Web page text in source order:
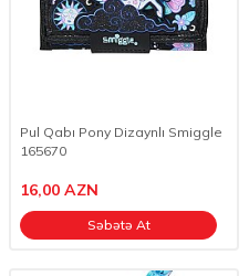
Pul Qabı Pony Dizaynlı Smiggle
165670
16,00 AZN
Səbətə At